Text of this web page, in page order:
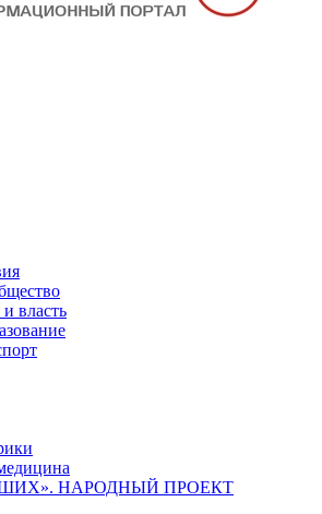
и власть
НАРОДНЫЙ ПРОЕКТ